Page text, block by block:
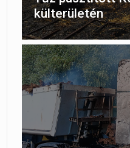
külterületén